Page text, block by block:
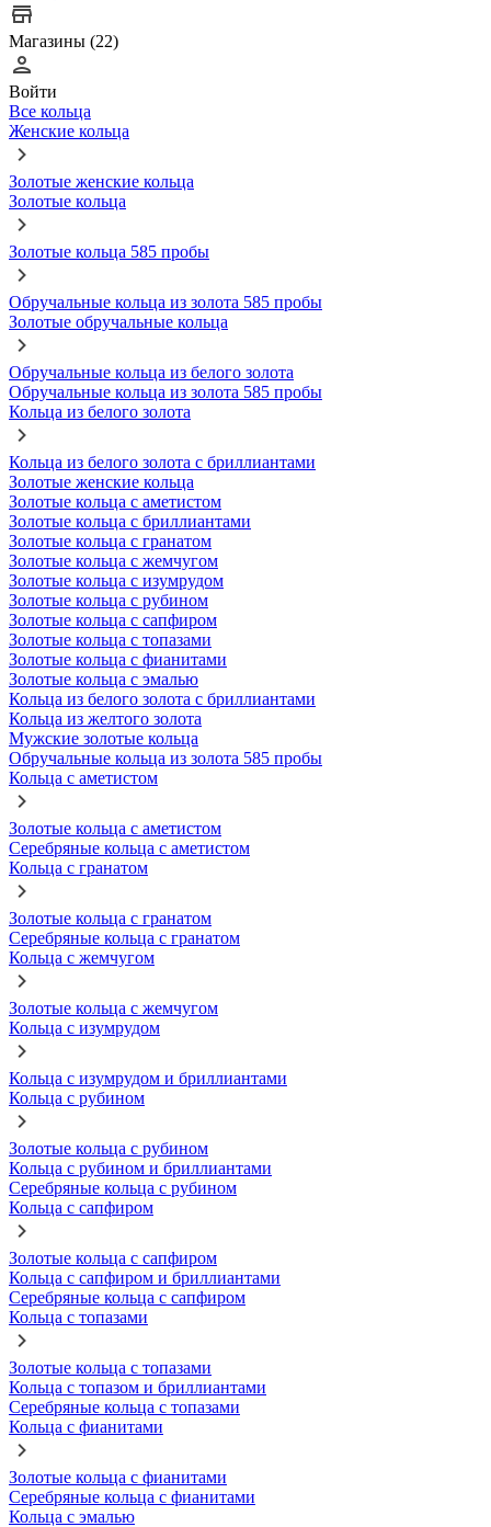
Магазины (22)
Войти
Все кольца
Женские кольца
Золотые женские кольца
Золотые кольца
Золотые кольца 585 пробы
Обручальные кольца из золота 585 пробы
Золотые обручальные кольца
Обручальные кольца из белого золота
Обручальные кольца из золота 585 пробы
Кольца из белого золота
Кольца из белого золота с бриллиантами
Золотые женские кольца
Золотые кольца с аметистом
Золотые кольца с бриллиантами
Золотые кольца с гранатом
Золотые кольца с жемчугом
Золотые кольца с изумрудом
Золотые кольца с рубином
Золотые кольца с сапфиром
Золотые кольца с топазами
Золотые кольца с фианитами
Золотые кольца с эмалью
Кольца из белого золота с бриллиантами
Кольца из желтого золота
Мужские золотые кольца
Обручальные кольца из золота 585 пробы
Кольца с аметистом
Золотые кольца с аметистом
Серебряные кольца с аметистом
Кольца с гранатом
Золотые кольца с гранатом
Серебряные кольца с гранатом
Кольца с жемчугом
Золотые кольца с жемчугом
Кольца с изумрудом
Кольца с изумрудом и бриллиантами
Кольца с рубином
Золотые кольца с рубином
Кольца с рубином и бриллиантами
Серебряные кольца с рубином
Кольца с сапфиром
Золотые кольца с сапфиром
Кольца с сапфиром и бриллиантами
Серебряные кольца с сапфиром
Кольца с топазами
Золотые кольца с топазами
Кольца с топазом и бриллиантами
Серебряные кольца с топазами
Кольца с фианитами
Золотые кольца с фианитами
Серебряные кольца с фианитами
Кольца с эмалью